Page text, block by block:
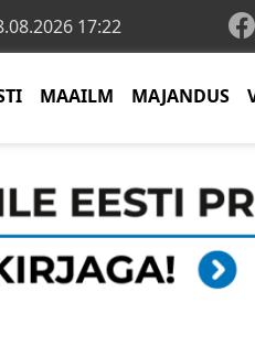
17:22
MAAILM MAJANDUS